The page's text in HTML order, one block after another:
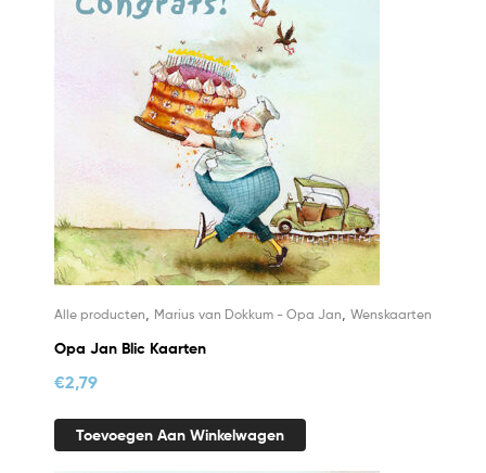
Alle producten, Marius van Dokkum - Opa Jan, Wenskaarten
Opa Jan Blic Kaarten
€2,79
Toevoegen Aan Winkelwagen